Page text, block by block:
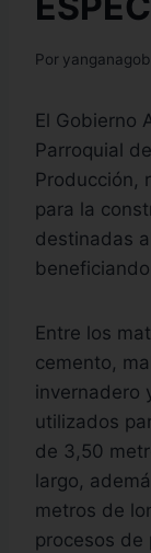
Por yanganagob
El Gobierno
Parroquial
Producción,
para la
destinadas
Entre los
cemento,
invernadero
utilizados
de 3,50
largo,
metros de
procesos de